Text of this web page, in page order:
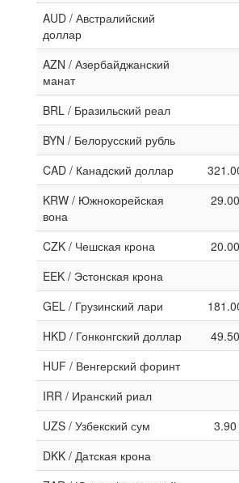
AUD / Австралийский
доллар
AZN / Азербайджанский
манат
BRL / Бразильский реал
BYN / Белорусский рубль
CAD / Канадский доллар
KRW / Южнокорейская
вона
29.00
CZK / Чешская крона 20.00
EEK / Эстонская крона
GEL / Грузинский лари
HKD / Гонконгский доллар
49.50
HUF / Венгерский форинт
IRR / Иранский риал
UZS / Узбекский сум
3.90
DKK / Датская крона